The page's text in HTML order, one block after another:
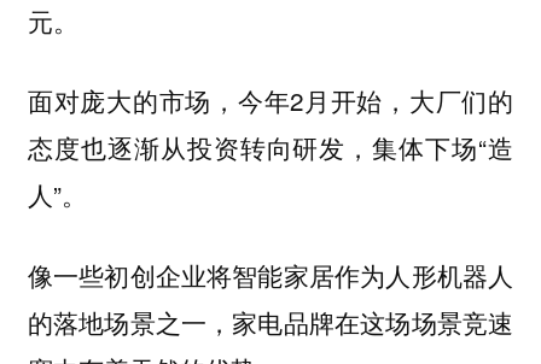
元。
面对庞大的市场，今年2月开始，大厂们的
态度也逐渐从投资转向研发，集体下场“造
人”。
像一些初创企业将智能家居作为人形机器人
的落地场景之一，家电品牌在这场场景竞速